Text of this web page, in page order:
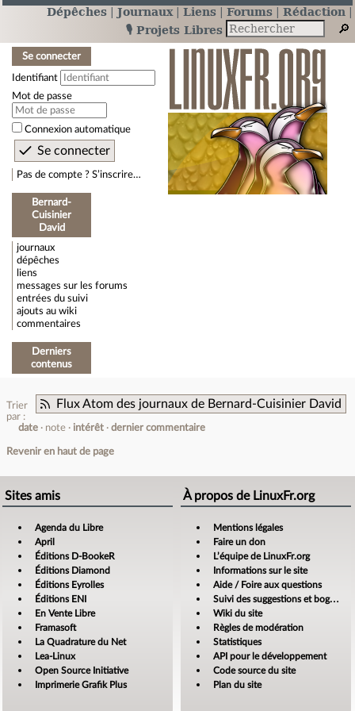
Dépêches Journaux Liens Forums
Rédaction
🎙️ Projets Libres
Se connecter
Identifiant
Mot de passe
Connexion automatique
Pas de compte ? S’inscrire…
Bernard-
Cuisinier
David
journaux
dépêches
liens
messages sur les forums
entrées du suivi
ajouts au wiki
commentaires
Derniers
contenus
Flux Atom des journaux de Bernard-Cuisinier David
Trier
par :
date
note intérêt dernier commentaire
Revenir en haut de page
Sites amis
Agenda du Libre
April
Éditions D-BookeR
Éditions Diamond
Éditions Eyrolles
Éditions ENI
En Vente Libre
Framasoft
La Quadrature du Net
Lea-Linux
Open Source Initiative
Imprimerie Grafik Plus
À propos de LinuxFr.org
Mentions légales
Faire un don
L’équipe de LinuxFr.org
Informations sur le site
Aide / Foire aux questions
Suivi des suggestions et bogues
Wiki du site
Règles de modération
Statistiques
API pour le développement
Code source du site
Plan du site